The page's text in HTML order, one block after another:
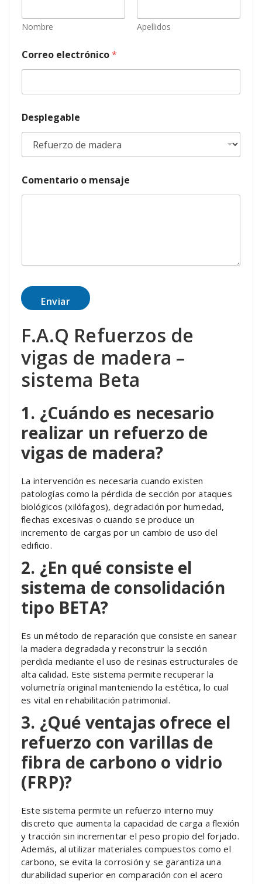
c
t
ó
n
i
o
e
s
j
Nombre Apellidos
Correo electrónico*
Desplegable
Comentario o mensaje
Enviar
F.A.Q Refuerzos de
vigas de madera –
sistema Beta
1. ¿Cuándo es necesario
realizar un refuerzo de
vigas de madera?
La intervención es necesaria cuando existen
patologías como la pérdida de sección por ataques
biológicos (xilófagos), degradación por humedad,
flechas excesivas o cuando se produce un
incremento de cargas por un cambio de uso del
edificio.
2. ¿En qué consiste el
sistema de consolidación
tipo BETA?
Es un método de reparación que consiste en sanear
la madera degradada y reconstruir la sección
perdida mediante el uso de resinas estructurales de
alta calidad. Este sistema permite recuperar la
volumetría original manteniendo la estética, lo cual
es vital en rehabilitación patrimonial.
3. ¿Qué ventajas ofrece el
refuerzo con varillas de
fibra de carbono o vidrio
(FRP)?
Este sistema permite un refuerzo interno muy
discreto que aumenta la capacidad de carga a flexión
y tracción sin incrementar el peso propio del forjado.
Además, al utilizar materiales compuestos como el
carbono, se evita la corrosión y se garantiza una
durabilidad superior en comparación con el acero